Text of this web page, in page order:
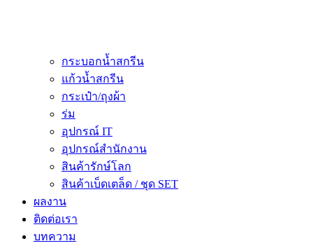
กระบอกน้ำสกรีน
แก้วน้ำสกรีน
กระเป๋า/ถุงผ้า
ร่ม
อุปกรณ์ IT
อุปกรณ์สำนักงาน
สินค้ารักษ์โลก
สินค้าเบ็ดเตล็ด / ชุด SET
ผลงาน
ติดต่อเรา
บทความ